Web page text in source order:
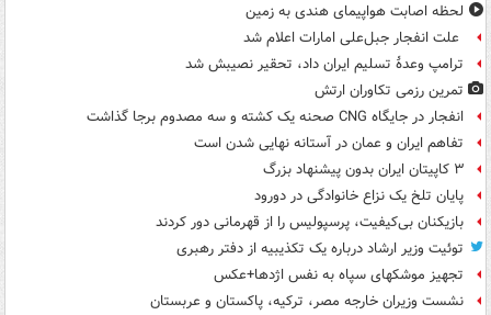
لحظه اصابت هواپیمای هندی به زمین
علت انفجار جبل‌علی امارات اعلام شد
ترامپ وعدۀ تسلیم ایران داد، تحقیر نصیبش شد
تمرین رزمی تکاوران ارتش
انفجار در جایگاه CNG صحنه یک کشته و سه مصدوم برجا گذاشت
تفاهم ایران و عمان در آستانه نهایی شدن است
۳ کاپیتان ایران بدون پیشنهاد بزرگ
پایان تلخ یک نزاع خانوادگی در دورود
بازیکنان بی‌کیفیت، پرسپولیس را از قهرمانی دور کردند
توئیت وزیر ارشاد درباره یک تکذیبیه از دفتر رهبری
تجهیز موشکهای سپاه به نفس اژدها+عکس
نشست وزیران خارجه مصر، ترکیه، پاکستان و عربستان